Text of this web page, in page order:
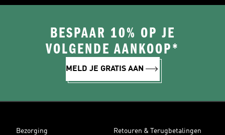
BESPAAR 10% OP JE
VOLGENDE AANKOOP*
MELD JE GRATIS AAN
Bezorging Retouren & Terugbetalingen